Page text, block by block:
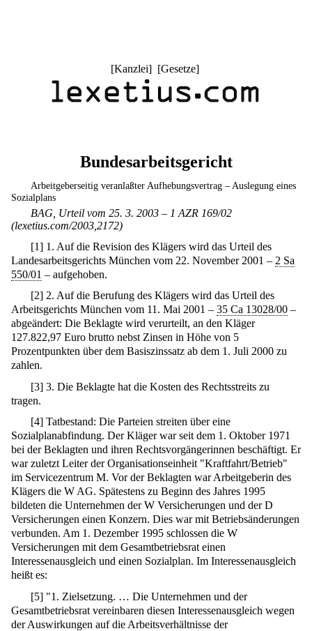
[Kanzlei] [Gesetze]
Bundesarbeitsgericht
Arbeitgeberseitig veranlaßter Aufhebungsvertrag – Auslegung eines
Sozialplans
BAG, Urteil vom 25. 3. 2003 – 1 AZR 169/02
(lexetius.com/2003,2172)
[1] 1. Auf die Revision des Klägers wird das Urteil des
Landesarbeitsgerichts München vom 22. November 2001 – 2 Sa
550/01 – aufgehoben.
[2] 2. Auf die Berufung des Klägers wird das Urteil des
Arbeitsgerichts München vom 11. Mai 2001 – 35 Ca 13028/00 –
abgeändert: Die Beklagte wird verurteilt, an den Kläger
127.822,97 Euro brutto nebst Zinsen in Höhe von 5
Prozentpunkten über dem Basiszinssatz ab dem 1. Juli 2000 zu
zahlen.
[3] 3. Die Beklagte hat die Kosten des Rechtsstreits zu
tragen.
[4] Tatbestand: Die Parteien streiten über eine
Sozialplanabfindung. Der Kläger war seit dem 1. Oktober 1971
bei der Beklagten und ihren Rechtsvorgängerinnen beschäftigt. Er
war zuletzt Leiter der Organisationseinheit "Kraftfahrt/Betrieb"
im Servicezentrum M. Vor der Beklagten war Arbeitgeberin des
Klägers die W AG. Spätestens zu Beginn des Jahres 1995
bildeten die Unternehmen der W Versicherungen und der D
Versicherungen einen Konzern. Dies war mit Betriebsänderungen
verbunden. Am 1. Dezember 1995 schlossen die W
Versicherungen mit dem Gesamtbetriebsrat einen
Interessenausgleich und einen Sozialplan. Im Interessenausgleich
heißt es:
[5] "1. Zielsetzung. … Die Unternehmen und der
Gesamtbetriebsrat vereinbaren diesen Interessenausgleich wegen
der Auswirkungen auf die Arbeitsverhältnisse der